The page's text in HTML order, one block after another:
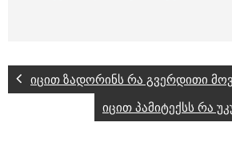
იცით ზადორინს რა გვერდითი
იცით პამიტექსს რა